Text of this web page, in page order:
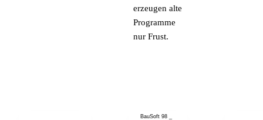
erzeugen alte
Programme
nur Frust.
BauSoft 98